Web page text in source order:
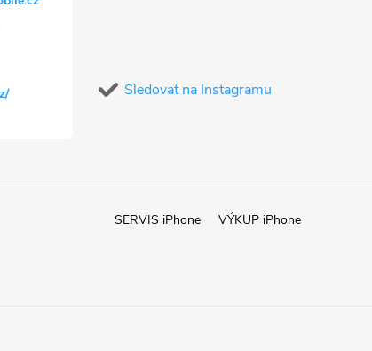
Sledovat na Instagramu
SERVIS iPhone VÝKUP iPhone